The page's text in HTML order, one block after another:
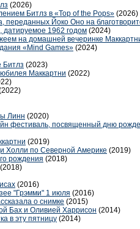
(2026)
Битлз в «Top of the Pops» (2026)
переданных Йоко Оно на
датируемое 1962 годом (2024)
на домашней вечеринке
«Mind Games» (2024)
Битлз (2023)
Маккартни (2022)
Линн (2020)
фестиваль, посвященный дню
(2019)
Холли по Северной Америке (2019)
рождения (2018)
(2018)
(2016)
"Грэмми" 1 июля (2016)
о снимке (2015)
Бах и Оливией Харрисон (2014)
в эту пятницу (2014)